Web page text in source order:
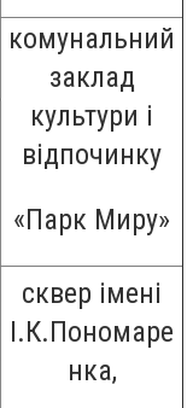
комунальний
заклад
культури і
відпочинку
«Парк Миру»
сквер імені
І.К.Пономаре
нка,